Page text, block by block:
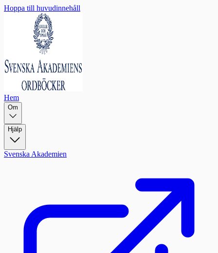
Hoppa till huvudinnehåll
Hem
Om
Hjälp
Svenska Akademien